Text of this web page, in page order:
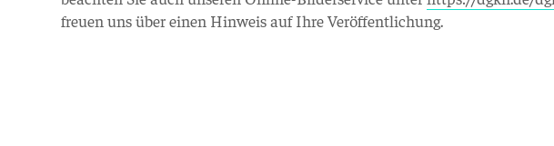
freuen uns über einen Hinweis auf Ihre Veröffentlichung.